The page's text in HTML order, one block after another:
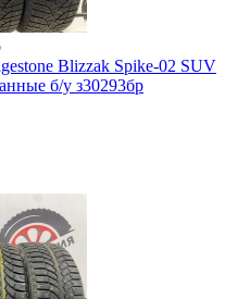
Blizzak Spike-02 SUV
б/у з30293бр